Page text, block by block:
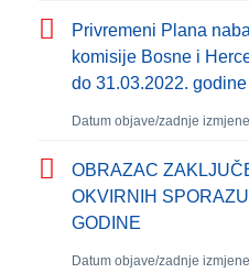
Privremeni Plana
komisije Bosne i
do 31.03.2022. godine
Datum objave/zadnje
OBRAZAC
OKVIRNIH
GODINE
Datum objave/zadnje